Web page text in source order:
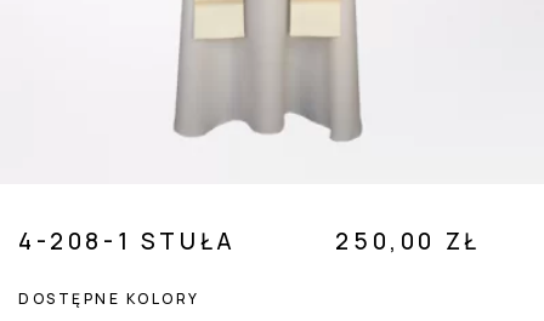
4-208-1 STUŁA 250,00 ZŁ
DOSTĘPNE KOLORY